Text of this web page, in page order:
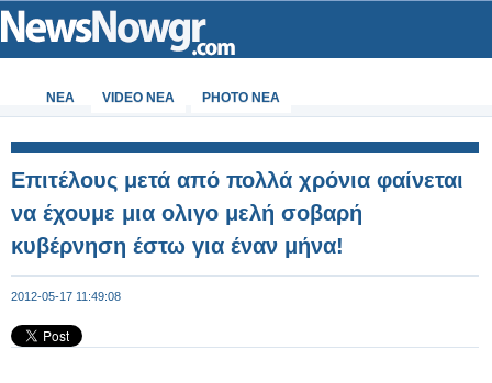
ΝΕΑ VIDEO NEA PHOTO NEA
Επιτέλους μετά από πολλά χρόνια φαίνεται
να έχουμε μια ολιγο μελή σοβαρή
κυβέρνηση έστω για έναν μήνα!
2012-05-17 11:49:08